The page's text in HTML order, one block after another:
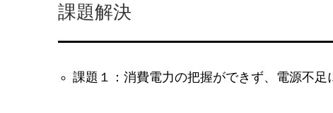
課題解決
課題１：消費電力の把握ができず、電源不足